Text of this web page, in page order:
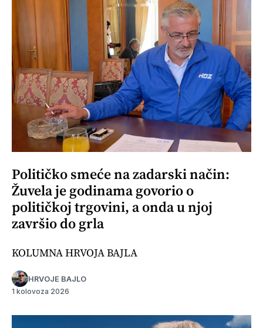
Političko smeće na zadarski način:
Žuvela je godinama govorio o
političkoj trgovini, a onda u njoj
završio do grla
KOLUMNA HRVOJA BAJLA
HRVOJE BAJLO
1 kolovoza 2026